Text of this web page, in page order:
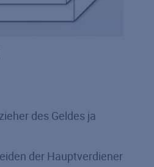
des Geldes ja
der Hauptverdiener